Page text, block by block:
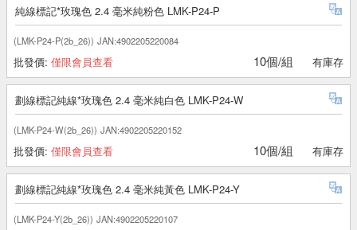
純線標記*玫瑰色 2.4 毫米純粉色 LMK-P24-P
(LMK-P24-P(2b_26)) JAN:4902205220084
批發價: 僅限會員查看 10個/組 有庫存
劃線標記純線*玫瑰色 2.4 毫米純白色 LMK-P24-W
(LMK-P24-W(2b_26)) JAN:4902205220152
批發價: 僅限會員查看 10個/組 有庫存
劃線標記純線*玫瑰色 2.4 毫米純黃色 LMK-P24-Y
(LMK-P24-Y(2b_26)) JAN:4902205220107